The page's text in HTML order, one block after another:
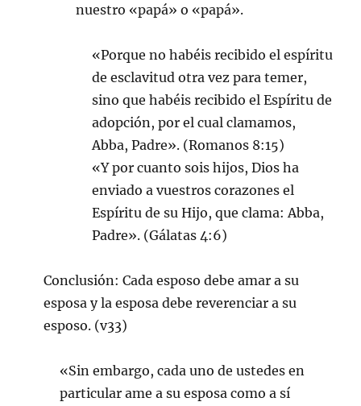
nuestro «papá» o «papá».
«Porque no habéis recibido el espíritu
de esclavitud otra vez para temer,
sino que habéis recibido el Espíritu de
adopción, por el cual clamamos,
Abba, Padre». (Romanos 8:15)
«Y por cuanto sois hijos, Dios ha
enviado a vuestros corazones el
Espíritu de su Hijo, que clama: Abba,
Padre». (Gálatas 4:6)
Conclusión: Cada esposo debe amar a su
esposa y la esposa debe reverenciar a su
esposo. (v33)
«Sin embargo, cada uno de ustedes en
particular ame a su esposa como a sí